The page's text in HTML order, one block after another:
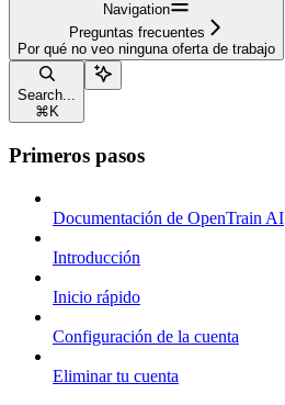
Navigation
Preguntas frecuentes
Por qué no veo ninguna oferta de trabajo
Search...
⌘ K
Primeros pasos
Documentación de OpenTrain AI
Introducción
Inicio rápido
Configuración de la cuenta
Eliminar tu cuenta